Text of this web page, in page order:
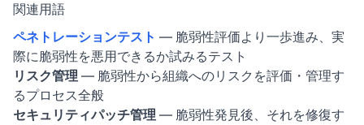
関連用語
ペネトレーションテスト — 脆弱性評価より一歩進み、実
際に脆弱性を悪用できるか試みるテスト
リスク管理 — 脆弱性から組織へのリスクを評価・管理す
るプロセス全般
セキュリティパッチ管理 — 脆弱性発見後、それを修復す